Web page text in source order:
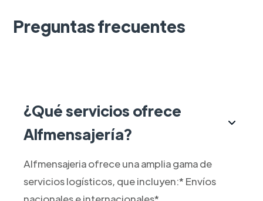
Preguntas frecuentes
¿Qué servicios ofrece
Alfmensajería?
Alfmensajeria ofrece una amplia gama de
servicios logísticos, que incluyen:* Envíos